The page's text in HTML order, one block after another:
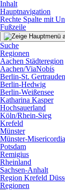
Inhalt
Hauptnavigation
Rechte Spalte mit
Fußzeile
Suche
Regionen
Aachen Städteregion
Aachen/ViaNobis
Berlin-St. Gertrauden
Berlin-Hedwig
Berlin-Weißensee
Katharina Kasper
Hochsauerland
Köln/Rhein-Sieg
Krefeld
Münster
Münster-Misericordia
Potsdam
Remigius
Rheinland
Sachsen-Anhalt
Region Krefeld
Regionen